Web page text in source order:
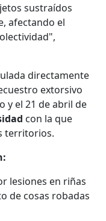
sustraídos
afectando el
directamente
extorsivo
y el 21 de abril de
con la que
territorios.
lesiones en riñas
de cosas robadas